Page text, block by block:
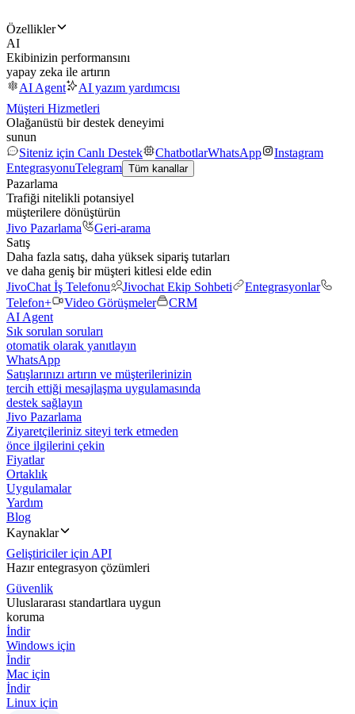
Özellikler
AI
Ekibinizin performansını
yapay zeka ile artırın
AI Agent
AI yazım yardımcısı
Müşteri Hizmetleri
Olağanüstü bir destek deneyimi
sunun
Siteniz için Canlı Destek
ChatbotlarWhatsApp
Instagram
EntegrasyonuTelegram Tüm kanallar
Pazarlama
Trafiği nitelikli potansiyel
müşterilere dönüştürün
Jivo Pazarlama
Geri-arama
Satış
Daha fazla satış, daha yüksek sipariş tutarları
ve daha geniş bir müşteri kitlesi elde edin
JivoChat İş Telefonu
Jivochat Ekip Sohbeti
Entegrasyonlar
Telefon+
Video Görüşmeler
CRM
AI Agent
Sık sorulan soruları
otomatik olarak yanıtlayın
WhatsApp
Satışlarınızı artırın ve müşterilerinizin
tercih ettiği mesajlaşma uygulamasında
destek sağlayın
Jivo Pazarlama
Ziyaretçileriniz siteyi terk etmeden
önce ilgilerini çekin
Fiyatlar
Ortaklık
Uygulamalar
Yardım
Blog
Kaynaklar
Geliştiriciler için API
Hazır entegrasyon çözümleri
Güvenlik
Uluslararası standartlara uygun
koruma
İndir
Windows için
İndir
Mac için
İndir
Linux için